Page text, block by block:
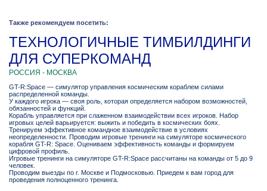
Также рекомендуем посетить:
ТЕХНОЛОГИЧНЫЕ ТИМБИЛДИНГИ
ДЛЯ СУПЕРКОМАНД
РОССИЯ - МОСКВА
GT-R:Space — симулятор управления космическим кораблем силами
распределенной команды.
У каждого игрока — своя роль, которая определяется набором возможностей,
обязанностей и функций.
Корабль управляется при слаженном взаимодействии всех игроков. Набор
игровых целей варьируется: выжить и победить в космических боях.
Тренируем эффективное командное взаимодействие в условиях
неопределенности. Проводим игровые тренинги на симуляторе космического
корабля GT-R: Space. Оцениваем эффективность команды и формируем
цифровой профиль.
Игровые тренинги на симуляторе GT-R:Space рассчитаны на команды от 5 до 9
человек.
Проводим выезды по г. Москве и Подмосковью. Приедем к вам город для
проведения полноценного тренинга.